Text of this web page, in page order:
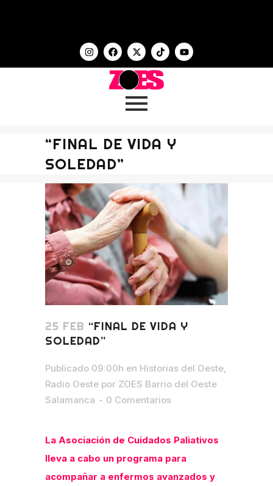
“FINAL DE VIDA Y
SOLEDAD”
25 FEB “FINAL DE VIDA Y
SOLEDAD”
Publicado 09:00h en Historias del Oeste,
Radio Oeste por ZOES Barrio del Oeste
Salamanca
0 Comentarios
La Asociación de Cuidados Paliativos
lleva a cabo un programa para
acompañar a enfermos avanzados y